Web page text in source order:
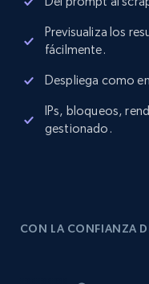
Previsualiza los
fácilmente.
Despliega como
IPs, bloqueos,
gestionado.
CON LA CONFIANZA